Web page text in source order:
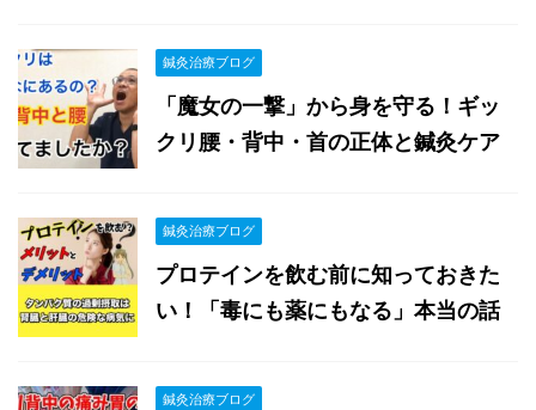
鍼灸治療ブログ
「魔女の一撃」から身を守る！ギッ
クリ腰・背中・首の正体と鍼灸ケア
鍼灸治療ブログ
プロテインを飲む前に知っておきた
い！「毒にも薬にもなる」本当の話
鍼灸治療ブログ